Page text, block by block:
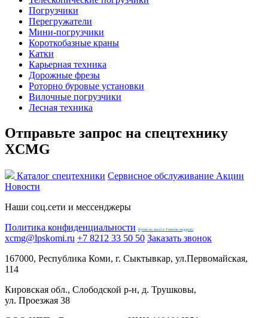
Погрузчики
Перегружатели
Мини-погрузчики
Короткобазные краны
Катки
Карьерная техника
Дорожные фрезы
Роторно буровые установки
Вилочные погрузчики
Лесная техника
Отправьте запрос на спецтехнику
XCMG
Каталог спецтехники Сервисное обслуживание Акции
Новости
Наши соц.сети и мессенджеры
Политика конфиденциальности
Кухни на заказ в Тюмени недорого
xcmg@lpskomi.ru +7 8212 33 50 50 Заказать звонок
167000, Республика Коми, г. Сыктывкар, ул.Первомайская,
114
Кировская обл., Слободской р-н, д. Трушковы,
ул. Проезжая 38